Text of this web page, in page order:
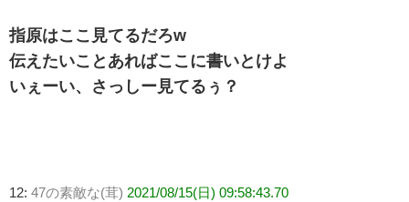
指原はここ見てるだろw
伝えたいことあればここに書いとけよ
いぇーい、さっしー見てるぅ？
12: 47の素敵な(茸) 2021/08/15(日) 09:58:43.70